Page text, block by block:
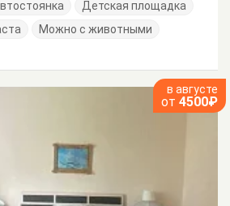
Детская площадка
Можно с животными
в августе
от 4500₽